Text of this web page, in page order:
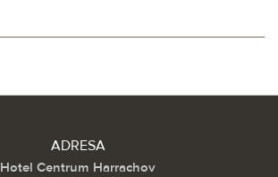
ADRESA
Hotel Centrum Harrachov